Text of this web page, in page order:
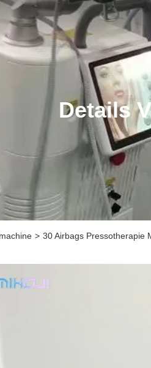
Details
> 30 Airbags Pressotherapie